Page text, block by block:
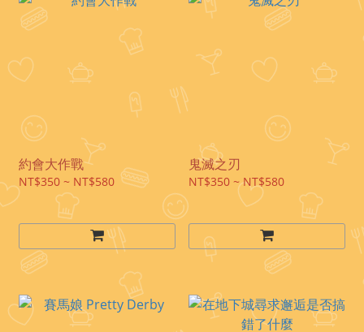
約會大作戰
NT$350 ~ NT$580
鬼滅之刃
NT$350 ~ NT$580